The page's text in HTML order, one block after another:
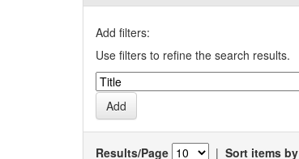
Add filters:
Use filters to refine the search results.
Results/Page | Sort items by